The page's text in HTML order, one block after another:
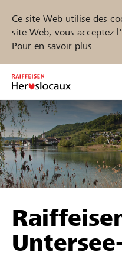
Ce site Web utilise des
site Web, vous acceptez
Pour en savoir plus
Inhalt
springen
Parrainer
Soutien &
Trouvez des projets et